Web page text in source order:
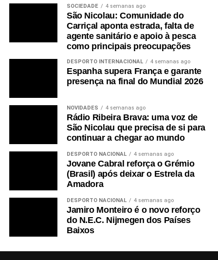
SOCIEDADE 4 semanas ago
São Nicolau: Comunidade do
Carriçal aponta estrada, falta de
agente sanitário e apoio à pesca
como principais preocupações
DESPORTO INTERNACIONAL 4 semanas ago
Espanha supera França e garante
presença na final do Mundial 2026
NOVIDADES 4 semanas ago
Rádio Ribeira Brava: uma voz de
São Nicolau que precisa de si para
continuar a chegar ao mundo
DESPORTO NACIONAL 4 semanas ago
Jovane Cabral reforça o Grémio
(Brasil) após deixar o Estrela da
Amadora
DESPORTO NACIONAL 4 semanas ago
Jamiro Monteiro é o novo reforço
do N.E.C. Nijmegen dos Países
Baixos